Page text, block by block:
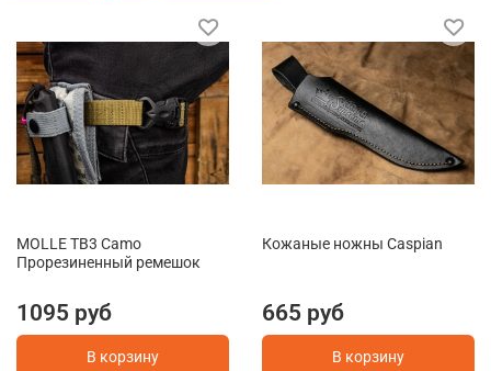
MOLLE TB3 Camo
Прорезиненный ремешок
1095 руб
В корзину
Кожаные ножны Caspian
665 руб
В корзину